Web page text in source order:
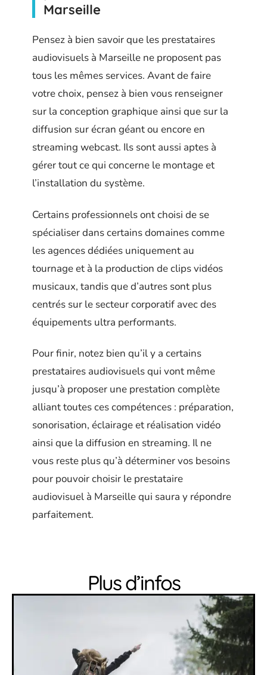
Marseille
Pensez à bien savoir que les prestataires
audiovisuels à Marseille ne proposent pas
tous les mêmes services. Avant de faire
votre choix, pensez à bien vous renseigner
sur la conception graphique ainsi que sur la
diffusion sur écran géant ou encore en
streaming webcast. Ils sont aussi aptes à
gérer tout ce qui concerne le montage et
l’installation du système.
Certains professionnels ont choisi de se
spécialiser dans certains domaines comme
les agences dédiées uniquement au
tournage et à la production de clips vidéos
musicaux, tandis que d’autres sont plus
centrés sur le secteur corporatif avec des
équipements ultra performants.
Pour finir, notez bien qu’il y a certains
prestataires audiovisuels qui vont même
jusqu’à proposer une prestation complète
alliant toutes ces compétences : préparation,
sonorisation, éclairage et réalisation vidéo
ainsi que la diffusion en streaming. Il ne
vous reste plus qu’à déterminer vos besoins
pour pouvoir choisir le prestataire
audiovisuel à Marseille qui saura y répondre
parfaitement.
Plus d’infos